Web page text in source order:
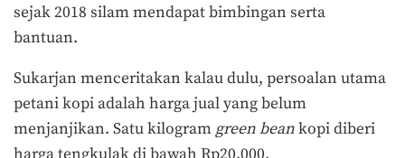
sejak 2018 silam mendapat bimbingan serta
bantuan.
Sukarjan menceritakan kalau dulu, persoalan utama
petani kopi adalah harga jual yang belum
menjanjikan. Satu kilogram green beankopi diberi